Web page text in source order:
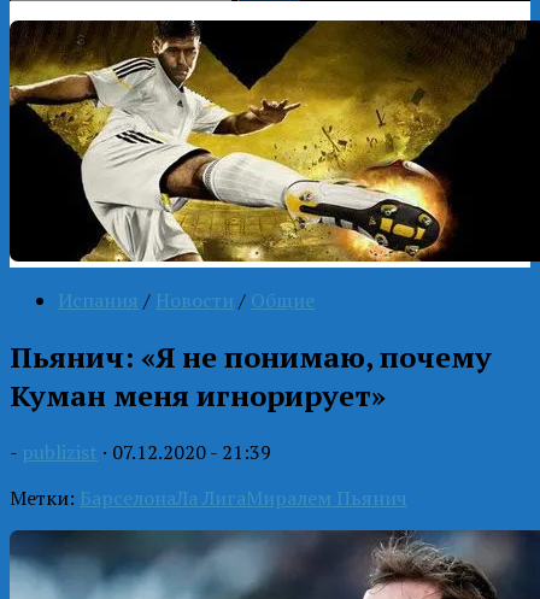
Испания / Новости / Общие
Пьянич: «Я не понимаю, почему
Куман меня игнорирует»
- publizist · 07.12.2020 - 21:39
Метки: БарселонаЛа ЛигаМиралем Пьянич